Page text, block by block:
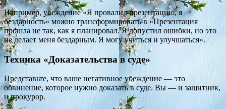
Например, убеждение «Я провалил презентацию, я
бездарность» можно трансформировать в «Презентация
прошла не так, как я планировал. Я допустил ошибки, но это
не делает меня бездарным. Я могу учиться и улучшаться».
Техника «Доказательства в суде»
Представьте, что ваше негативное убеждение — это
обвинение, которое нужно доказать в суде. Вы — и защитник,
и прокурор.